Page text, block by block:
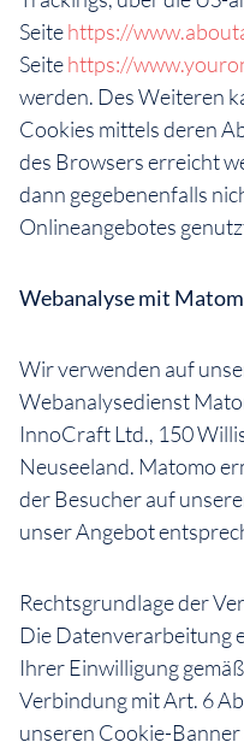
Seitehttps://
Seitehttps://
werden. Des Weiteren
Cookies mittels deren
des Browsers erreicht
dann gegebenenfalls
Onlineangebotes
Webanalyse mit
Wir verwenden auf
Webanalysedienst
InnoCraft Ltd., 150
Neuseeland. Matomo
der Besucher auf
unser Angebot
Rechtsgrundlage der
Die Datenverarbeitung
Ihrer Einwilligung
Verbindung mit Art. 6
unseren Cookie-